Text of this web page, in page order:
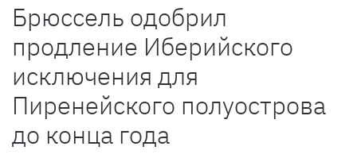
Брюссель одобрил
продление Иберийского
исключения для
Пиренейского полуострова
до конца года